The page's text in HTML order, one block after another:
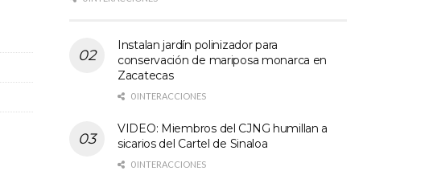
Instalan jardín polinizador para
conservación de mariposa monarca en
Zacatecas
0 INTERACCIONES
VIDEO: Miembros del CJNG humillan a
sicarios del Cartel de Sinaloa
0 INTERACCIONES